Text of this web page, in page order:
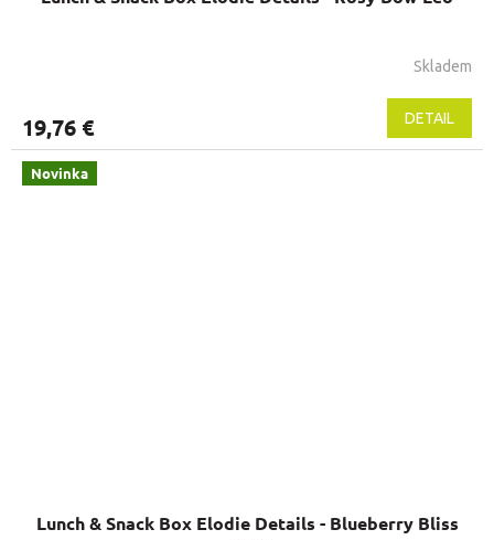
Skladem
19,76 € DETAIL
Novinka
Lunch & Snack Box Elodie Details - Blueberry Bliss